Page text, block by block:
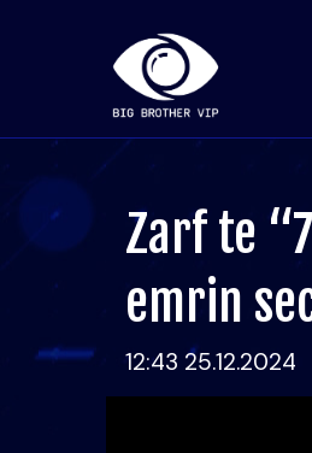
Zarf te
emrin
12:43 25.12.2024